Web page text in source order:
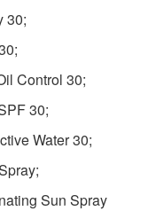
30;
Control 30;
30;
Water 30;
Sun Spray